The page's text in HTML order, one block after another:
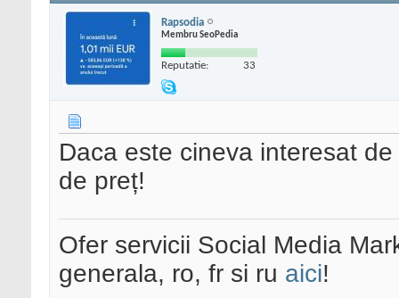
Rapsodia
Membru SeoPedia
Reputatie: 33
Daca este cineva interesat de
de preț!
Ofer servicii Social Media
generala, ro, fr si ru aici!